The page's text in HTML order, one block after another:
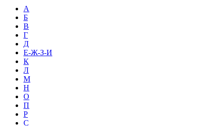
А
Б
В
Г
Д
Е-Ж-З-И
К
Л
М
Н
О
П
Р
С